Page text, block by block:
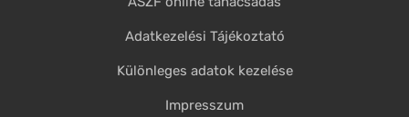
Adatkezelési Tájékoztató
Különleges adatok kezelése
Impresszum